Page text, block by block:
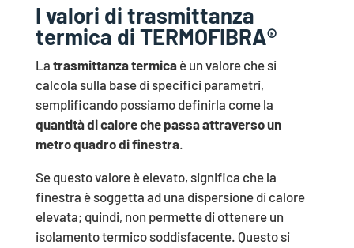
I valori di trasmittanza
termica di TERMOFIBRA®
La trasmittanza termica è un valore che si
calcola sulla base di specifici parametri,
semplificando possiamo definirla come la
quantità di calore che passa attraverso un
metro quadro di finestra.
Se questo valore è elevato, significa che la
finestra è soggetta ad una dispersione di calore
elevata; quindi, non permette di ottenere un
isolamento termico soddisfacente. Questo si